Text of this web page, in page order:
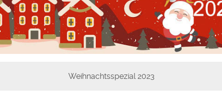
Weihnachtsspezial 2023